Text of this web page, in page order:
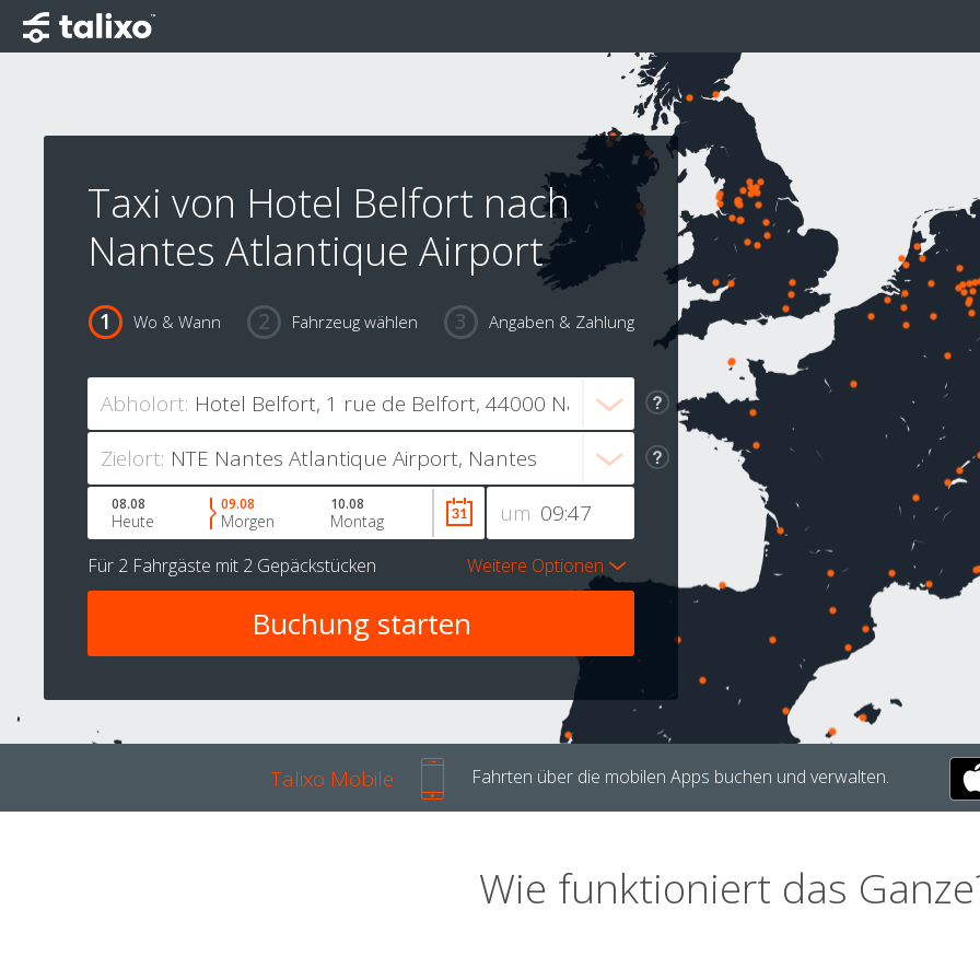
Taxi von Hotel Belfort nach
Nantes Atlantique Airport
Wo & Wann Fahrzeug wählen Angaben & Zahlung
Abholort:
Zielort:
um
08.08
Heute
09.08
Morgen
10.08
Montag
Für 2 Fahrgäste mit 2 Gepäckstücken Weitere Optionen
Talixo Mobile Fahrten über die mobilen Apps buchen und verwalten.
Wie funktioniert das